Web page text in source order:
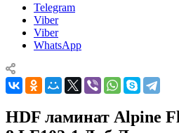
Telegram
Viber
Viber
WhatsApp
HDF ламинат Alpine